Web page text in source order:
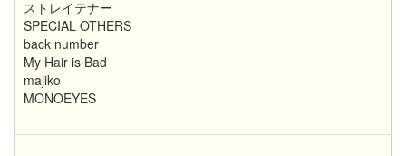
ストレイテナー
SPECIAL OTHERS
back number
My Hair is Bad
majiko
MONOEYES